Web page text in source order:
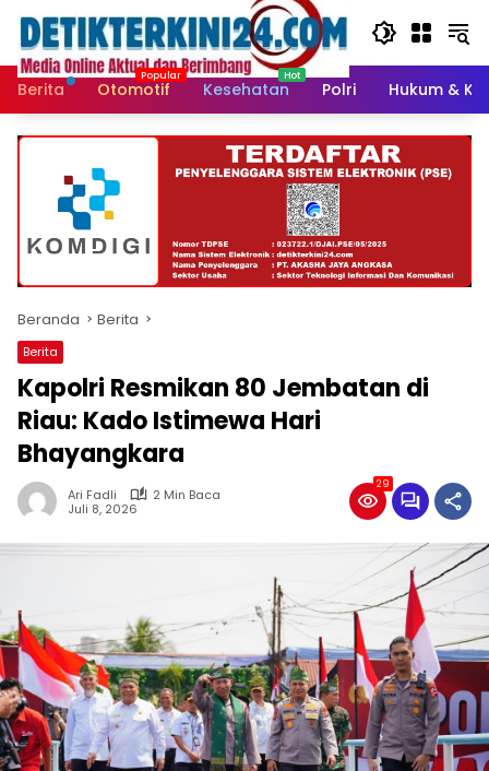
Langsung
konten
Berita
Otomotif Kesehatan Polri Hukum &
Beranda Berita
Berita
Kapolri Resmikan 80 Jembatan di
Riau: Kado Istimewa Hari
Bhayangkara
Ari Fadli
2 Min Baca
Juli 8, 2026
29